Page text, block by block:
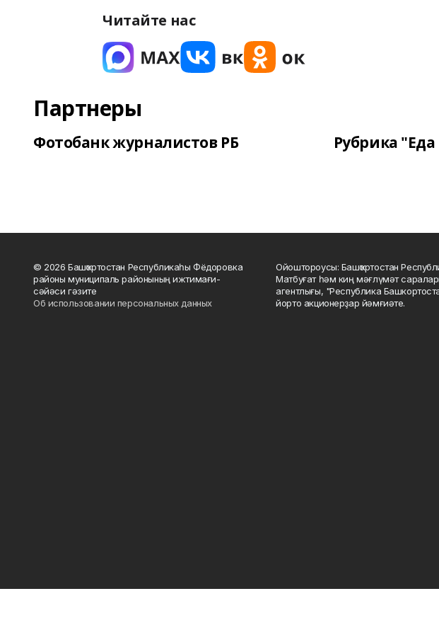
Читайте нас
Партнеры
Фотобанк журналистов РБ Рубрика
© 2026 Башҡортостан Республикаһы Фёдоровка
районы муниципаль районының ижтимағи-
сәйәси гәзите
Об использовании персональных данных
Ойоштороусы: Башҡортостан
Матбуғат һәм киң мәғлүмәт
агентлығы, "Республика
йорто акционерҙар йәмғиәте.